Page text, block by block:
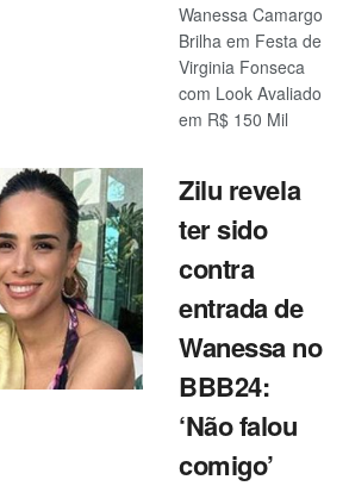
Wanessa Camargo
Brilha em Festa de
Virginia Fonseca
com Look Avaliado
em R$ 150 Mil
Zilu revela
ter sido
contra
entrada de
Wanessa no
BBB24:
‘Não falou
comigo’